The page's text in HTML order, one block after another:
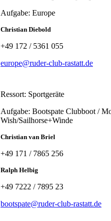
Aufgabe: Europe
Christian Diebold
+49 172 / 5361 055
europe@ruder-club-rastatt.de
Ressort: Sportgeräte
Aufgabe: Bootspate Clubboot /
Wish/Sailhorse+Winde
Christian van Briel
+49 171 / 7865 256
Ralph Helbig
+49 7222 / 7895 23
bootspate@ruder-club-rastatt.de